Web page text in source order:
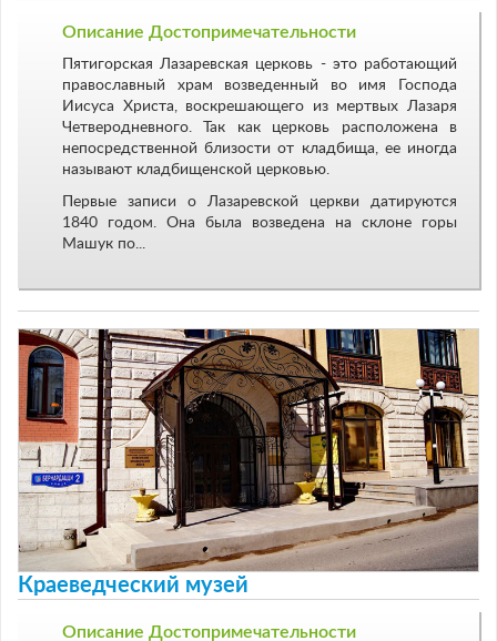
Описание Достопримечательности
Пятигорская Лазаревская церковь - это работающий
православный храм возведенный во имя Господа
Иисуса Христа, воскрешающего из мертвых Лазаря
Четверодневного. Так как церковь расположена в
непосредственной близости от кладбища, ее иногда
называют кладбищенской церковью.
Первые записи о Лазаревской церкви датируются
1840 годом. Она была возведена на склоне горы
Машук по...
Краеведческий музей
Описание Достопримечательности